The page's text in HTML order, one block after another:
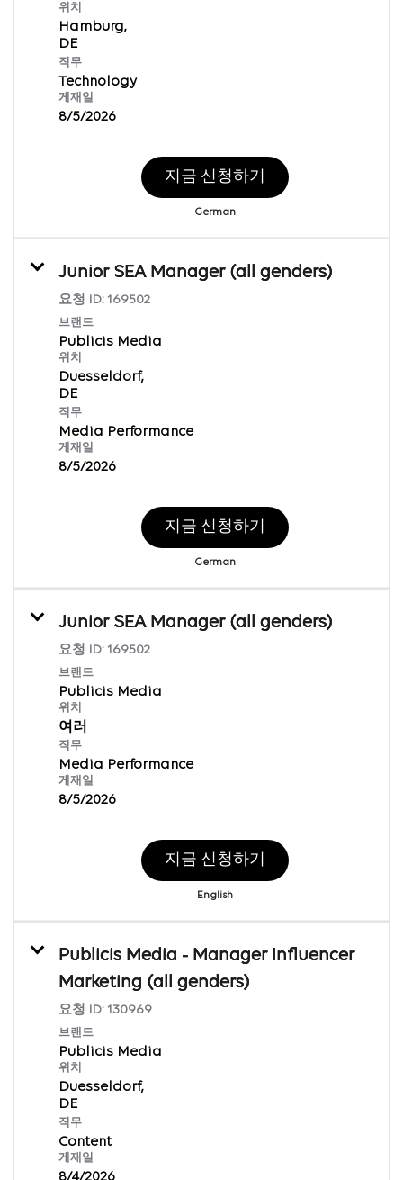
위치
Hamburg,
직무
Technology
게재일
8/5/2026
지금 신청하기
German
Junior SEA Manager (all genders)
요청 ID: 169502
브랜드
Publicis Media
위치
Duesseldorf,
직무
Media Performance
게재일
8/5/2026
지금 신청하기
German
Junior SEA Manager (all genders)
요청 ID: 169502
브랜드
Publicis Media
위치
여러
직무
Media Performance
게재일
8/5/2026
지금 신청하기
English
Publicis Media - Manager Influencer
Marketing (all genders)
요청 ID: 130969
브랜드
Publicis Media
위치
Duesseldorf,
직무
Content
게재일